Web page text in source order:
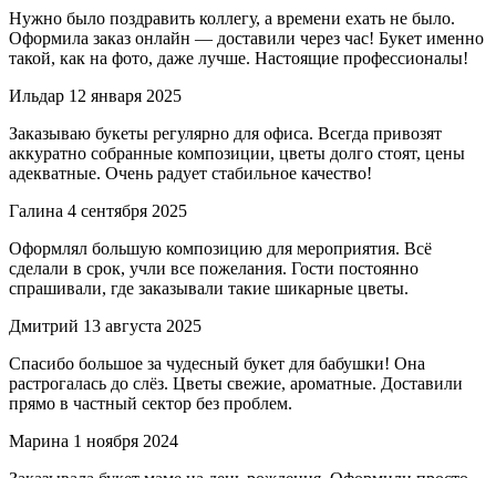
Нужно было поздравить коллегу, а времени ехать не было.
Оформила заказ онлайн — доставили через час! Букет именно
такой, как на фото, даже лучше. Настоящие профессионалы!
Ильдар 12 января 2025
Заказываю букеты регулярно для офиса. Всегда привозят
аккуратно собранные композиции, цветы долго стоят, цены
адекватные. Очень радует стабильное качество!
Галина 4 сентября 2025
Оформлял большую композицию для мероприятия. Всё
сделали в срок, учли все пожелания. Гости постоянно
спрашивали, где заказывали такие шикарные цветы.
Дмитрий 13 августа 2025
Спасибо большое за чудесный букет для бабушки! Она
растрогалась до слёз. Цветы свежие, ароматные. Доставили
прямо в частный сектор без проблем.
Марина 1 ноября 2024